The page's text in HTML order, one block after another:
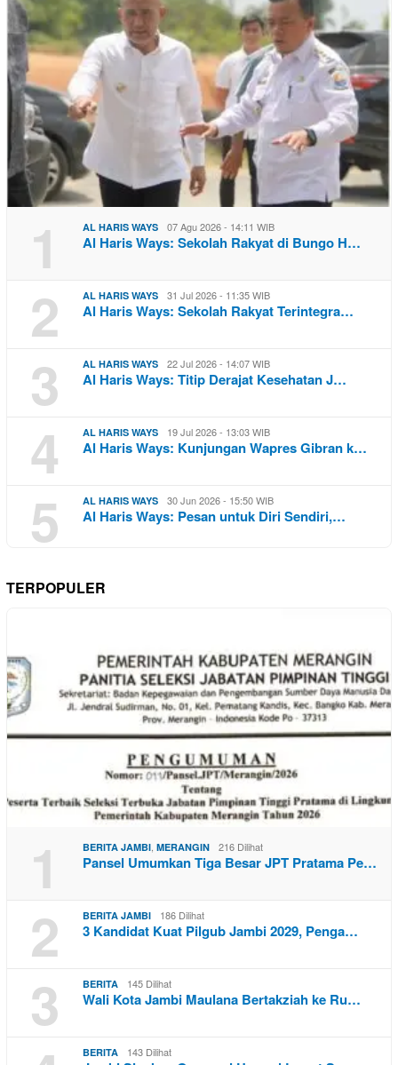
1 AL HARIS WAYS 07 Agu 2026 - 14:11 WIB
Al Haris Ways: Sekolah Rakyat di Bungo H…
2 AL HARIS WAYS 31 Jul 2026 - 11:35 WIB
Al Haris Ways: Sekolah Rakyat Terintegra…
3 AL HARIS WAYS 22 Jul 2026 - 14:07 WIB
Al Haris Ways: Titip Derajat Kesehatan J…
4 AL HARIS WAYS 19 Jul 2026 - 13:03 WIB
Al Haris Ways: Kunjungan Wapres Gibran k…
5 AL HARIS WAYS 30 Jun 2026 - 15:50 WIB
Al Haris Ways: Pesan untuk Diri Sendiri,…
TERPOPULER
1 BERITA JAMBI, MERANGIN 216 Dilihat
Pansel Umumkan Tiga Besar JPT Pratama Pe…
2 BERITA JAMBI 186 Dilihat
3 Kandidat Kuat Pilgub Jambi 2029, Penga…
3 BERITA 145 Dilihat
Wali Kota Jambi Maulana Bertakziah ke Ru…
BERITA 143 Dilihat